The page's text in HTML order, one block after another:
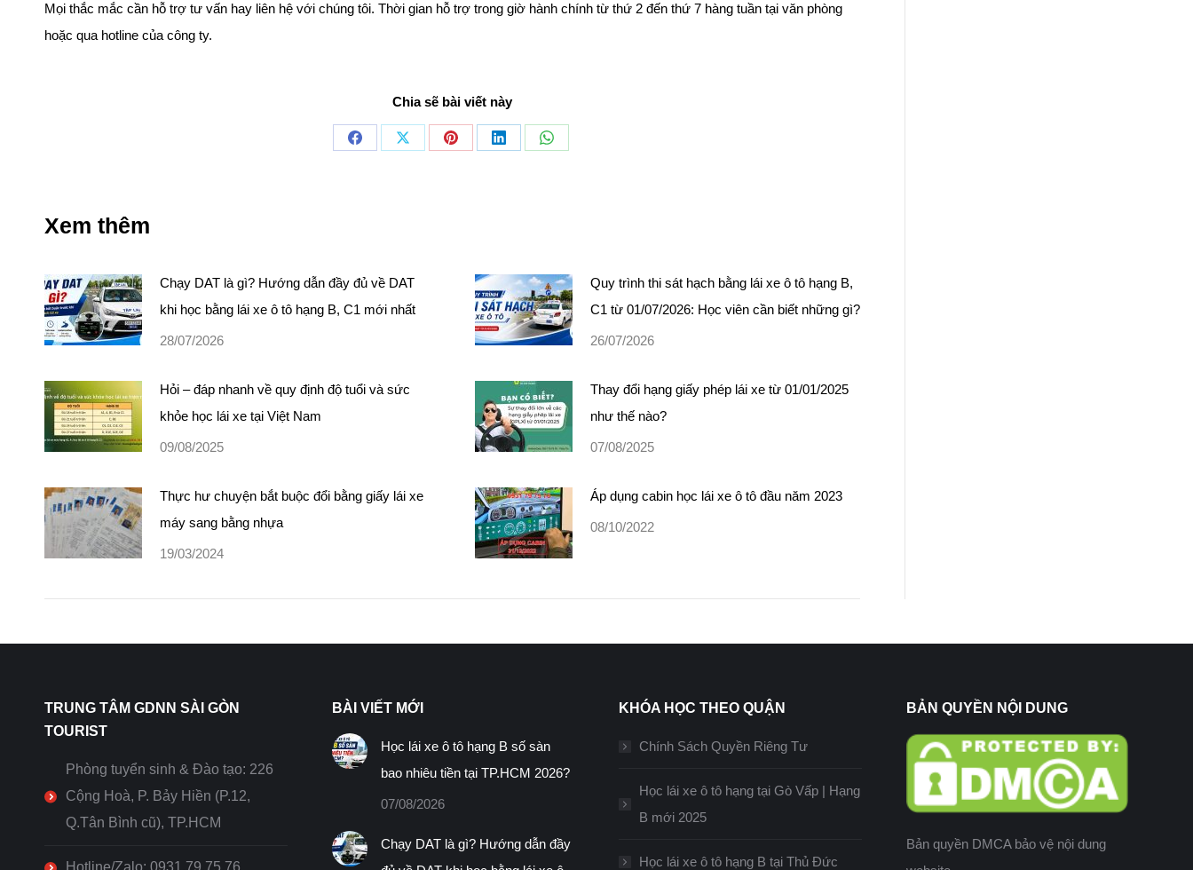
Mọi thắc mắc cần hỗ trợ tư vấn hay liên hệ với chúng tôi. Thời gian hỗ trợ trong giờ hành chính từ thứ 2 đến thứ 7 hàng tuần tại văn phòng
hoặc qua hotline của công ty.
Chia sẽ bài viết này
Share
Share
Share
Share
Share
Xem thêm
Chạy DAT là gì? Hướng dẫn đầy đủ về DAT
khi học bằng lái xe ô tô hạng B, C1 mới nhất
28/07/2026
Quy trình thi sát hạch bằng lái xe ô tô hạng B,
C1 từ 01/07/2026: Học viên cần biết những gì?
26/07/2026
Hỏi – đáp nhanh về quy định độ tuổi và sức
khỏe học lái xe tại Việt Nam
09/08/2025
Thay đổi hạng giấy phép lái xe từ 01/01/2025
như thế nào?
07/08/2025
Thực hư chuyện bắt buộc đổi bằng giấy lái xe
máy sang bằng nhựa
19/03/2024
Áp dụng cabin học lái xe ô tô đầu năm 2023
08/10/2022
TRUNG TÂM GDNN SÀI GÒN
TOURIST
Phòng tuyển sinh & Đào tạo: 226
Cộng Hoà, P. Bảy Hiền (P.12,
Q.Tân Bình cũ), TP.HCM
Hotline/Zalo: 0931.79.75.76
BÀI VIẾT MỚI
Học lái xe ô tô hạng B số sàn
bao nhiêu tiền tại TP.HCM 2026?
07/08/2026
Chạy DAT là gì? Hướng dẫn đầy
KHÓA HỌC THEO QUẬN
Chính Sách Quyền Riêng Tư
Học lái xe ô tô hạng tại Gò Vấp | Hạng
B mới 2025
Học lái xe ô tô hạng B tại Thủ Đức
BẢN QUYỀN NỘI DUNG
Bản quyền DMCA bảo vệ nội dung